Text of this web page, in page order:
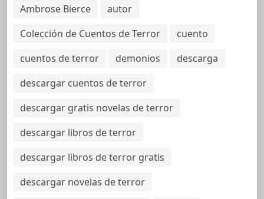
Ambrose Bierce
autor
Colección de Cuentos de Terror
cuento
cuentos de terror
demonios
descarga
descargar cuentos de terror
descargar gratis novelas de terror
descargar libros de terror
descargar libros de terror gratis
descargar novelas de terror